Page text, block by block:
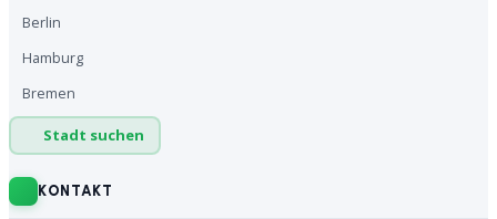
Berlin
Hamburg
Bremen
Stadt suchen
KONTAKT